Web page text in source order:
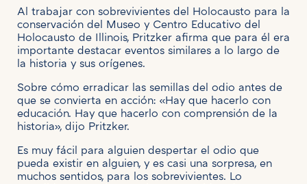
Al trabajar con sobrevivientes del Holocausto para la
conservación del Museo y Centro Educativo del
Holocausto de Illinois, Pritzker afirma que para él era
importante destacar eventos similares a lo largo de
la historia y sus orígenes.
Sobre cómo erradicar las semillas del odio antes de
que se convierta en acción: «Hay que hacerlo con
educación. Hay que hacerlo con comprensión de la
historia», dijo Pritzker.
Es muy fácil para alguien despertar el odio que
pueda existir en alguien, y es casi una sorpresa, en
muchos sentidos, para los sobrevivientes. Lo